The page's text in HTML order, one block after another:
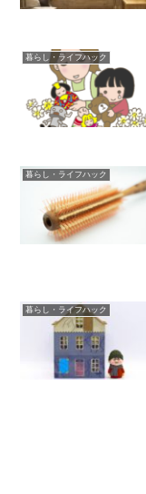
暮らし・ライフハック
暮らし・ライフハック
暮らし・ライフハック